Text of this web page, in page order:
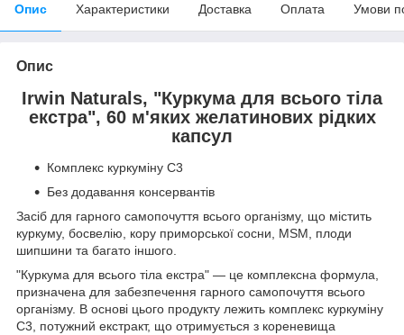
Опис Характеристики Доставка Оплата Умови
Опис
Irwin Naturals, "Куркума для всього тіла
екстра", 60 м'яких желатинових рідких
капсул
Комплекс куркуміну C3
Без додавання консервантів
Засіб для гарного самопочуття всього організму, що містить
куркуму, босвелію, кору приморської сосни, MSM, плоди
шипшини та багато іншого.
"Куркума для всього тіла екстра" — це комплексна формула,
призначена для забезпечення гарного самопочуття всього
організму. В основі цього продукту лежить комплекс куркуміну
C3, потужний екстракт, що отримується з кореневища